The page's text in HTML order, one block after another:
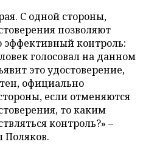
С одной стороны,
позволяют
эффективный контроль:
голосовал на данном
это удостоверение,
официально
если отменяются
то каким
контроль?» –
Поляков.